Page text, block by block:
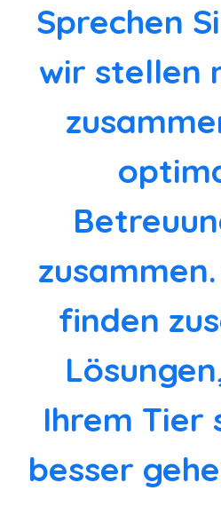
Sprechen
wir stellen
finden
Ihrem Tier
besser